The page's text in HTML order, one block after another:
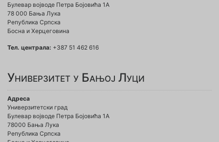
Булевар војводе Петра Бојовића 1A
78 000 Бања Лука
Република Српска
Босна и Херцеговина
Тел. централа: +387 51 462 616
Универзитет у Бањој Луци
Адреса
Универзитетски град
Булевар војводе Петра Бојовића 1А
78000 Бања Лука
Република Српска